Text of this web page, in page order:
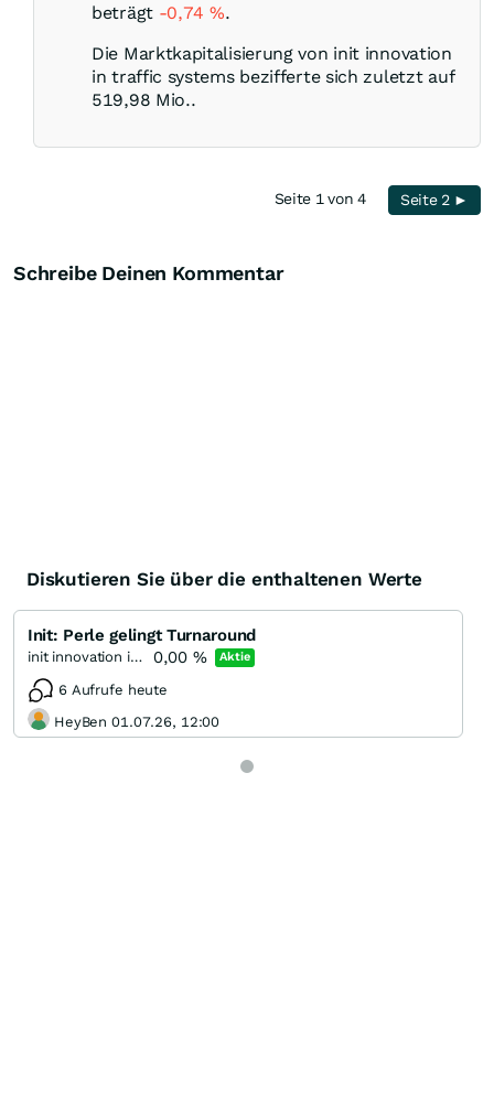
beträgt -0,74 %.
Die Marktkapitalisierung von init innovation
in traffic systems bezifferte sich zuletzt auf
519,98 Mio..
Seite 1 von 4 Seite 2 ►
Schreibe Deinen Kommentar
Diskutieren Sie über die enthaltenen Werte
Init: Perle gelingt Turnaround
init innovation in traffic systems 0,00 % Aktie
6 Aufrufe heute
HeyBen 01.07.26, 12:00